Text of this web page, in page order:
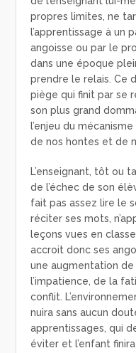
propres limites, ne
l’apprentissage à un
angoisse ou par le
dans une époque
prendre le relais. Ce
piège qui finit par se
son plus grand
l’enjeu du
de nos hontes et de
L’enseignant, tôt ou
de l’échec de son
fait pas assez lire le
réciter ses mots,
leçons vues en
accroit donc ses
une augmentation
l’impatience, de la
conflit.
nuira sans aucun
apprentissages, qui
éviter et l’enfant